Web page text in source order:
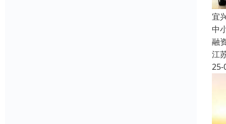
宜
中
融
江
25-